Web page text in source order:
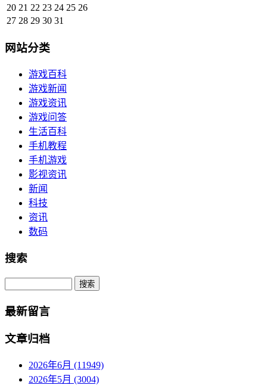
20 21 22 23 24 25 26
27 28 29 30 31
网站分类
游戏百科
游戏新闻
游戏资讯
游戏问答
生活百科
手机教程
手机游戏
影视资讯
新闻
科技
资讯
数码
搜索
Search
最新留言
文章归档
2026年6月 (11949)
2026年5月 (3004)